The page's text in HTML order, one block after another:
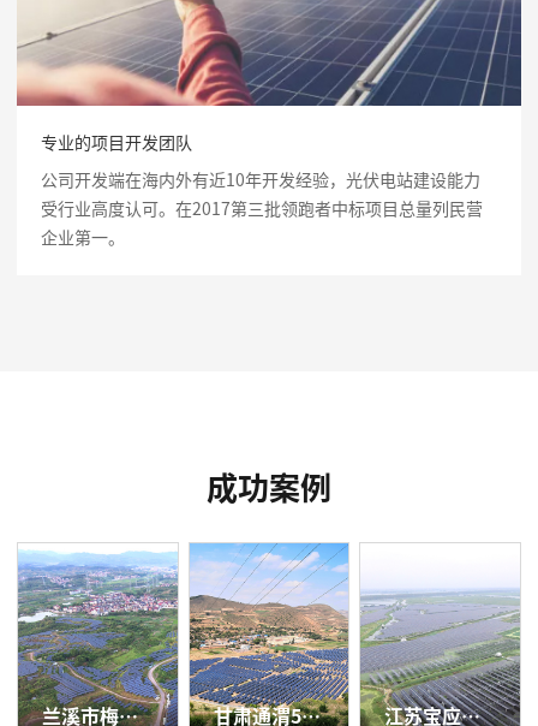
专业的项目开发团队
公司开发端在海内外有近10年开发经验，光伏电站建设能力
受行业高度认可。在2017第三批领跑者中标项目总量列民营
企业第一。
成功案例
兰溪市梅江镇20兆瓦农光互补光伏发电项目 甘肃通渭50兆瓦光伏扶贫项目 江苏宝应应用领跑基地2号100兆瓦项目